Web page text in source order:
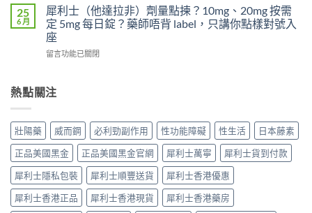
著
怪
藥，
先
這
5
事〉
換
每
日
利
反
穩？〉
中
夠
硬？
使
用
威
效
高
勃
起
硬
度〉
中
什
麼
吃
了
威
不
能
使
用
血
管
擴
張
類
藥
25
6 月
犀利士（他達拉非）劑量點揀？10mg、20mg 按需
定 5mg 每日錠？藥師唔背 label，只講你點樣對號入
座
在
士
（他
拉
非）
劑
量
點
揀？
10mg、
20mg
留言功能已關閉
熱點關注
壯陽藥 威而鋼 必利勁副作用 性功能障礙 性生活
日本藤素
正品美國黑金
正品美國黑金官網 犀利士萬寧
犀利士貨到付款
犀利士隱私包裝
犀利士順豐送貨
犀利士香港優惠
犀利士香港正品
犀利士香港現貨
犀利士香港藥房